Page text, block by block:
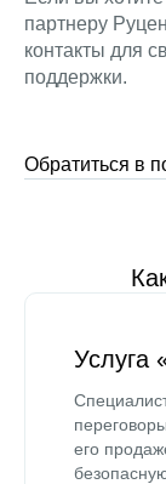
партнеру
контакты для
поддержки.
Обратиться в
Услуга
его